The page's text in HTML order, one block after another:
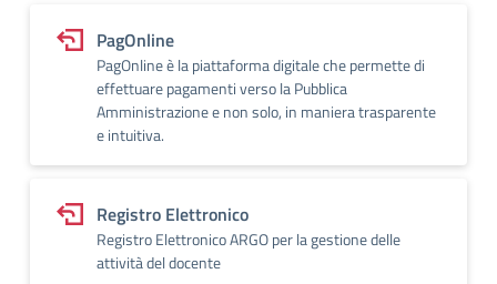
PagOnline
PagOnline è la piattaforma digitale che permette di
effettuare pagamenti verso la Pubblica
Amministrazione e non solo, in maniera trasparente
e intuitiva.
Registro Elettronico
Registro Elettronico ARGO per la gestione delle
attività del docente